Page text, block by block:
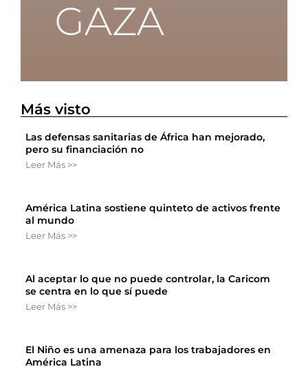
Más visto
Las defensas sanitarias de África han mejorado,
pero su financiación no
Leer Más >>
América Latina sostiene quinteto de activos frente
al mundo
Leer Más >>
Al aceptar lo que no puede controlar, la Caricom
se centra en lo que sí puede
Leer Más >>
El Niño es una amenaza para los trabajadores en
América Latina